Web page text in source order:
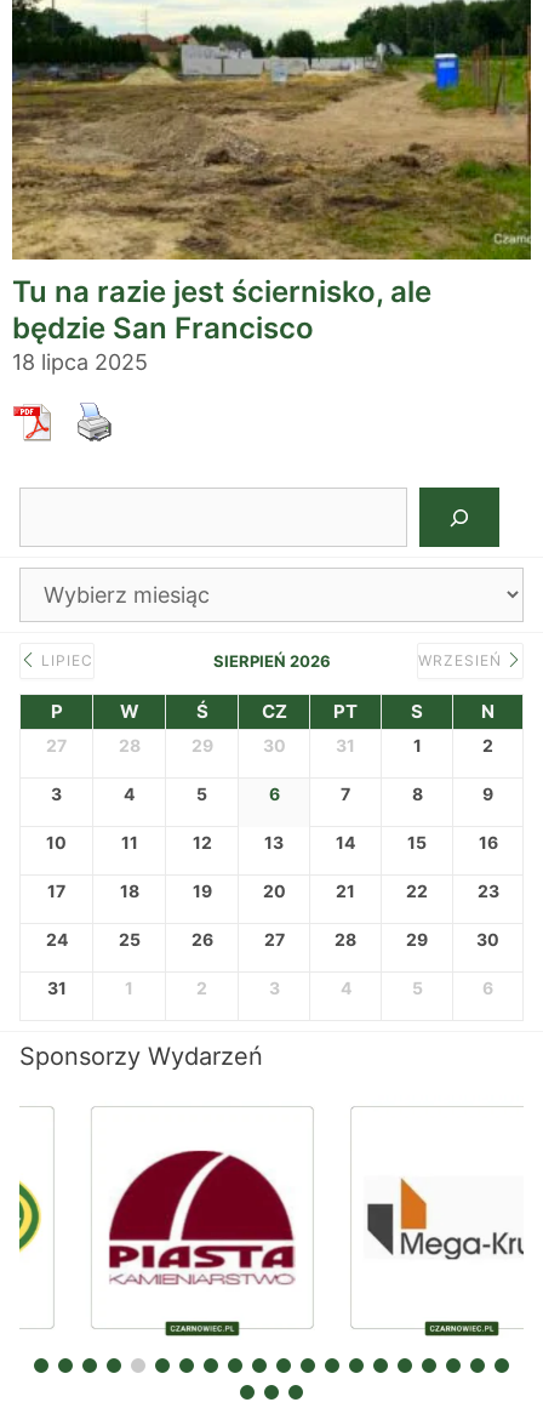
Tu na razie jest ściernisko, ale
będzie San Francisco
18 lipca 2025
Archiwa
LIPIEC SIERPIEŃ 2026 WRZESIEŃ
P W Ś CZ PT S N
27 28 29 30 31 1 2
3 4 5 6 7 8 9
10 11 12 13 14 15 16
17 18 19 20 21 22 23
24 25 26 27 28 29 30
31 1 2 3 4 5 6
Sponsorzy Wydarzeń